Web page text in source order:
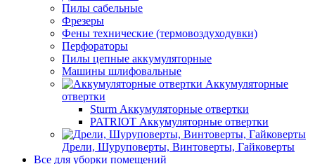
Пилы сабельные
Фрезеры
Фены технические (термовоздуходувки)
Перфораторы
Пилы цепные аккумуляторные
Машины шлифовальные
Аккумуляторные
отвертки
Sturm Аккумуляторные отвертки
PATRIOT Аккумуляторные отвертки
Дрели, Шуруповерты, Винтоверты, Гайковерты
Все для уборки помещений